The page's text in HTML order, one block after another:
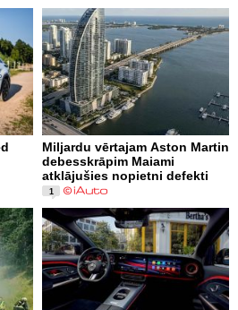
Miljardu vērtajam Aston Martin
debesskrāpim Maiami
atklājušies nopietni defekti
1